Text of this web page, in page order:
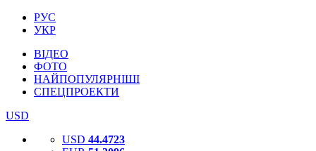
РУС
УКР
ВІДЕО
ФОТО
НАЙПОПУЛЯРНІШІ
СПЕЦПРОЕКТИ
USD
USD 44.4723